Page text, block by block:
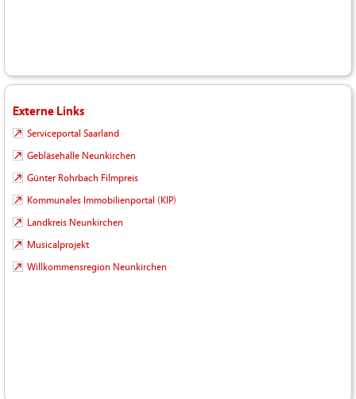
Externe Links
Serviceportal Saarland
Gebläsehalle Neunkirchen
Günter Rohrbach Filmpreis
Kommunales Immobilienportal (KIP)
Landkreis Neunkirchen
Musicalprojekt
Willkommensregion Neunkirchen